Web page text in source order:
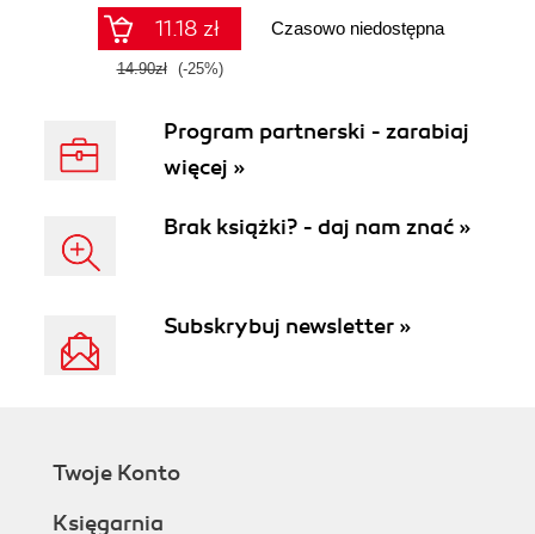
11.18 zł
14.90zł (-25%)
Linux Ubuntu, MS
Czasowo niedostępna
Program partnerski - zarabiaj
więcej »
Brak książki? - daj nam znać »
Subskrybuj newsletter »
Twoje Konto
Księgarnia